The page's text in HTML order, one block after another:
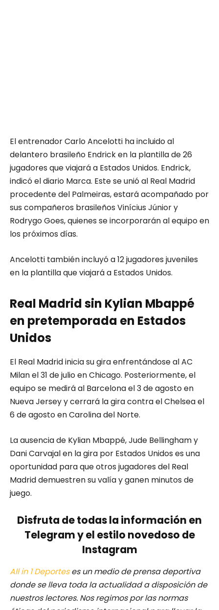
El entrenador Carlo Ancelotti ha incluido al
delantero brasileño Endrick en la plantilla de 26
jugadores que viajará a Estados Unidos. Endrick,
indicó el diario Marca. Este se unió al Real Madrid
procedente del Palmeiras, estará acompañado por
sus compañeros brasileños Vinícius Júnior y
Rodrygo Goes, quienes se incorporarán al equipo en
los próximos días.
Ancelotti también incluyó a 12 jugadores juveniles
en la plantilla que viajará a Estados Unidos.
Real Madrid sin Kylian Mbappé
en pretemporada en Estados
Unidos
El Real Madrid inicia su gira enfrentándose al AC
Milan el 31 de julio en Chicago. Posteriormente, el
equipo se medirá al Barcelona el 3 de agosto en
Nueva Jersey y cerrará la gira contra el Chelsea el
6 de agosto en Carolina del Norte.
La ausencia de Kylian Mbappé, Jude Bellingham y
Dani Carvajal en la gira por Estados Unidos es una
oportunidad para que otros jugadores del Real
Madrid demuestren su valía y ganen minutos de
juego.
Disfruta de todas la información en
Telegram y el estilo novedoso de
Instagram
All in 1 Deporteses un medio de prensa deportiva
donde se lleva toda la actualidad a disposición de
nuestros lectores. Nos regimos por las normas